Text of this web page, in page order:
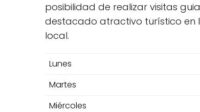
posibilidad de realizar visitas
destacado atractivo turístico en
local.
Lunes
Martes
Miércoles